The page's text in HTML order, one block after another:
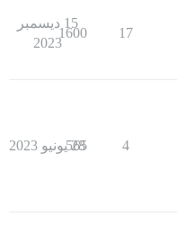
17
1600
15 ديسمبر
2023
4
565
28 يونيو 2023